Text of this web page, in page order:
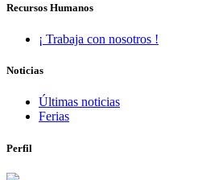
Recursos Humanos
¡ Trabaja con nosotros !
Noticias
Últimas noticias
Ferias
Perfil